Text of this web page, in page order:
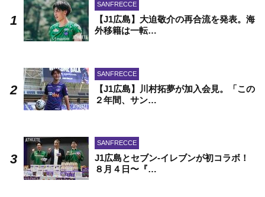
SANFRECCE
【J1広島】大迫敬介の再合流を発表。海
外移籍は一転…
SANFRECCE
【J1広島】川村拓夢が加入会見。「この
２年間、サン…
SANFRECCE
J1広島とセブン-イレブンが初コラボ！
８月４日〜『…